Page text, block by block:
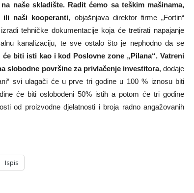
naše skladište. Radit ćemo sa teškim mašinama,
ili naši kooperanti, objašnjava direktor firme „Fortin“
tehničke dokumentacije koja će tretirati napajanje
kanalizaciju, te sve ostalo što je nephodno da se
će biti isti kao i kod Poslovne zone „Pilana“. Vatreni
slobodne površine za privlačenje investitora, dodaje
svi ulagači će u prve tri godine u 100 % iznosu biti
će biti oslobođeni 50% istih a potom će tri godine
od proizvodne djelatnosti i broja radno angažovanih
Ispis